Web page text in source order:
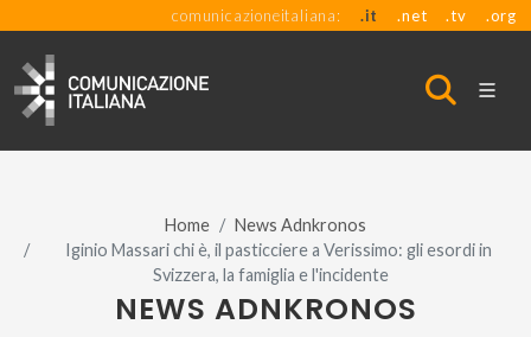
comunicazioneitaliana: .it .net .tv .org
Home
News Adnkronos
Iginio Massari chi è, il pasticciere a Verissimo: gli esordi in
Svizzera, la famiglia e l'incidente
NEWS ADNKRONOS